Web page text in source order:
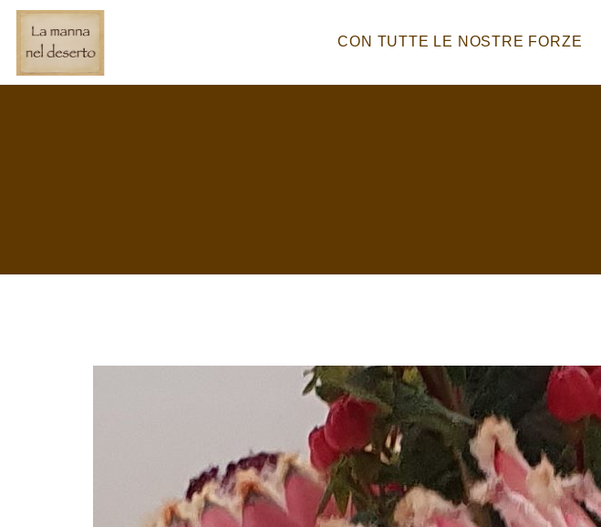
Skip
content
CON TUTTE LE NOSTRE FORZE